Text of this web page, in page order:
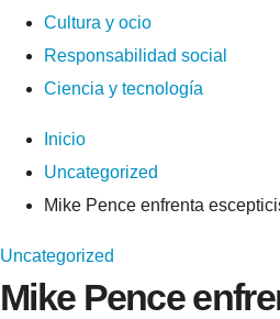
Cultura y ocio
Responsabilidad social
Ciencia y tecnología
Inicio
Uncategorized
Mike Pence enfrenta
Uncategorized
Mike Pence